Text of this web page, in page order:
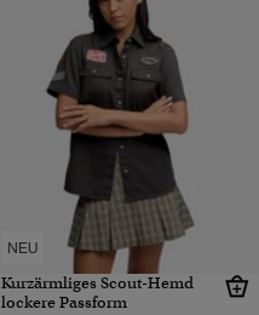
NEU
Kurzärmliges Scout-Hemd
lockere Passform